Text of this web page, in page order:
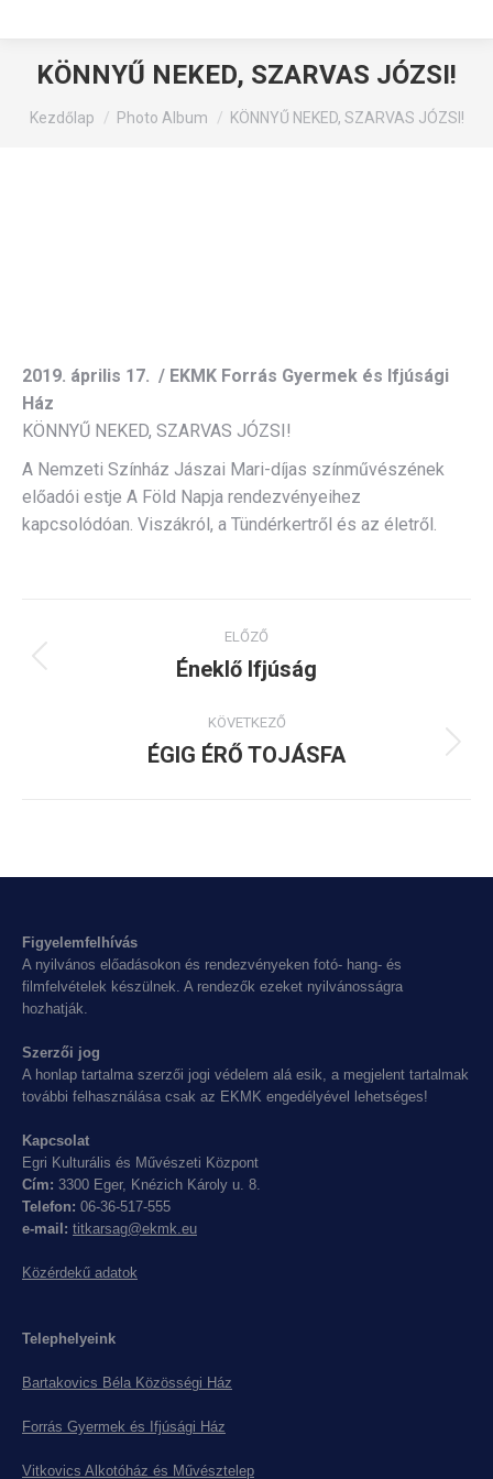
KÖNNYŰ NEKED, SZARVAS JÓZSI!
You are here:
Kezdőlap Photo Album KÖNNYŰ NEKED, SZARVAS JÓZSI!
2019. április 17. / EKMK Forrás Gyermek és Ifjúsági
Ház
KÖNNYŰ NEKED, SZARVAS JÓZSI!
A Nemzeti Színház Jászai Mari-díjas színművészének
előadói estje A Föld Napja rendezvényeihez
kapcsolódóan. Viszákról, a Tündérkertről és az életről.
navigation
ELŐZŐ
Previous
Éneklő Ifjúság
KÖVETKEZŐ
Next
ÉGIG ÉRŐ TOJÁSFA
Figyelemfelhívás
A nyilvános előadásokon és rendezvényeken fotó- hang- és
filmfelvételek készülnek. A rendezők ezeket nyilvánosságra
hozhatják.
Szerzői jog
A honlap tartalma szerzői jogi védelem alá esik, a megjelent tartalmak
további felhasználása csak az EKMK engedélyével lehetséges!
Kapcsolat
Egri Kulturális és Művészeti Központ
Cím: 3300 Eger, Knézich Károly u. 8.
Telefon: 06-36-517-555
e-mail: titkarsag@ekmk.eu
Közérdekű adatok
Telephelyeink
Bartakovics Béla Közösségi Ház
Forrás Gyermek és Ifjúsági Ház
Vitkovics Alkotóház és Művésztelep